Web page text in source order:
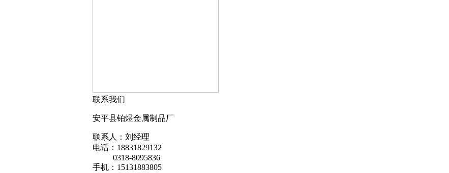
联系我们
安平县铂煜金属制品厂
联系人：刘经理
电话：18831829132
0318-8095836
手机：15131883805